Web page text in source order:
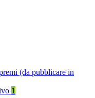
(da pubblicare in
1